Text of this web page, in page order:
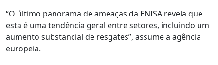
“O último panorama de ameaças da ENISA revela que
esta é uma tendência geral entre setores, incluindo um
aumento substancial de resgates”, assume a agência
europeia.